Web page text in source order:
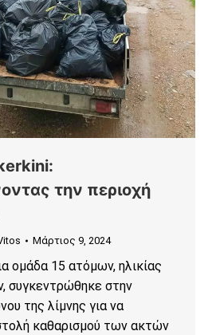
την περιοχή
Μάρτιος 9, 2024
ομάδα 15 ατόμων, ηλικίας
συγκεντρώθηκε στην
της λίμνης για να
καθαρισμού των ακτών